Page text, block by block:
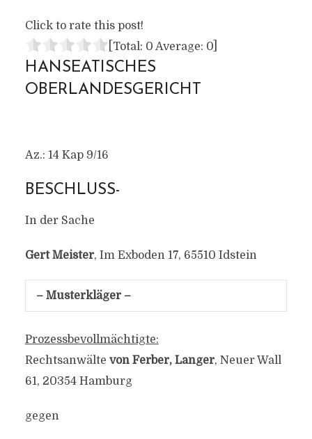
Click to rate this post!
[Total: 0 Average: 0]
HANSEATISCHES
OBERLANDESGERICHT
Az.: 14 Kap 9/16
BESCHLUSS-
In der Sache
Gert Meister, Im Exboden 17, 65510 Idstein
– Musterkläger –
Prozessbevollmächtigte:
Rechtsanwälte von Ferber, Langer, Neuer Wall
61, 20354 Hamburg
gegen